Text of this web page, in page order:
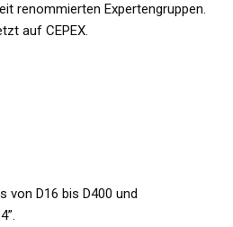
renommierten Expertengruppen.
auf CEPEX.
von D16 bis D400 und